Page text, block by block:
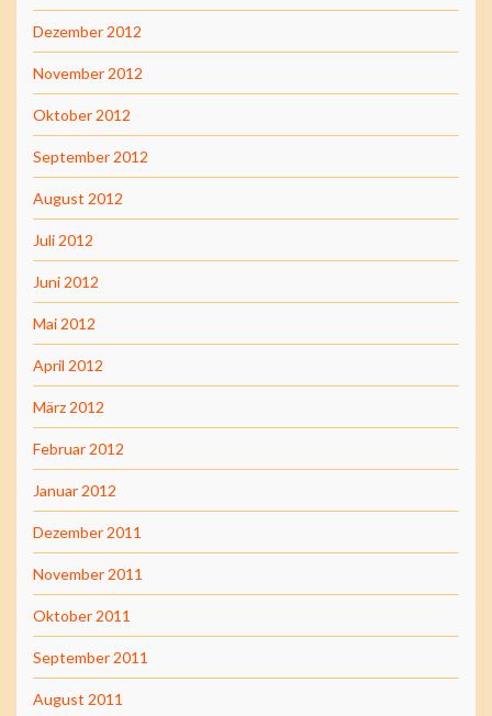
Dezember 2012
November 2012
Oktober 2012
September 2012
August 2012
Juli 2012
Juni 2012
Mai 2012
April 2012
März 2012
Februar 2012
Januar 2012
Dezember 2011
November 2011
Oktober 2011
September 2011
August 2011